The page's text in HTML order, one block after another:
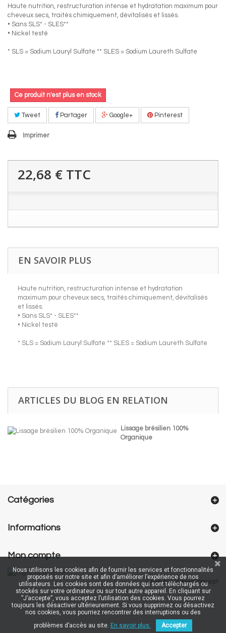
Haute nutrition, restructuration intense et hydratation maximum pour
cheveux secs, traités chimiquement, dévitalisés et lissés.
• Sans SLS* - SLES**
• Nickel testé
* SLS = Sodium Lauryl Sulfate ** SLES = Sodium Laureth Sulfate
Ce produit n'est plus en stock
Tweet Partager Google+ Pinterest
Imprimer
22,68 € TTC
EN SAVOIR PLUS
Haute nutrition, restructuration intense et hydratation
maximum pour cheveux secs, traités chimiquement, dévitalisés
et lissés.
• Sans SLS* - SLES**
• Nickel testé
* SLS = Sodium Lauryl Sulfate ** SLES = Sodium Laureth Sulfate
ARTICLES DU BLOG EN RELATION
Lissage brésilien 100%
Organique
Catégories
Informations
Mon compte
Créé par NageoConcept
Nous utilisons les cookies afin de fournir les services et fonctionnalités
proposés sur notre site et afin d’améliorer l’expérience de nos
utilisateurs. Les cookies sont des données qui sont téléchargés ou
stockés sur votre ordinateur ou sur tout autre appareil. En cliquant sur
”J’accepte”, vous acceptez l’utilisation des cookies. Vous pourrez
toujours les désactiver ultérieurement. Si vous supprimez ou désactivez
nos cookies, vous pourriez rencontrer des interruptions ou des
problèmes d’accès au site. En savoir plus. Accepter